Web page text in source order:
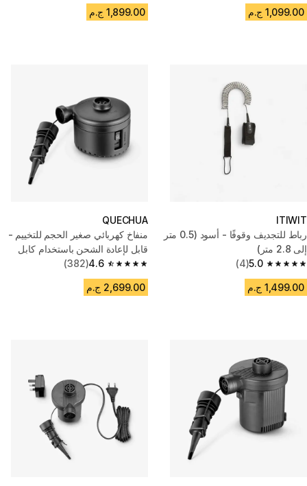
1,099.00 ج.م
1,899.00 ج.م
ITIWIT
رباط للتجديف وقوفًا - أسود (0.5 متر
إلى 2.8 متر)
5.0
5.0 out of 5 stars from 4 reviews
(4)
1,499.00 ج.م
QUECHUA
منفاخ كهربائي صغير الحجم للتخييم -
قابل لإعادة الشحن باستخدام كابل
USB-C
4.6
4.6 out of 5 stars from 382 reviews
(382)
2,699.00 ج.م